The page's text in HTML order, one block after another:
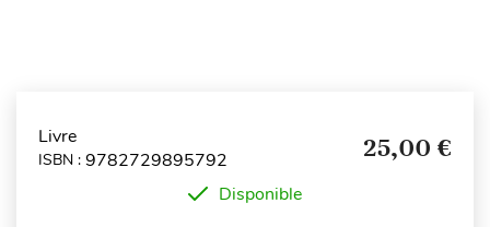
Livre
ISBN : 9782729895792 25,00 €
Disponible